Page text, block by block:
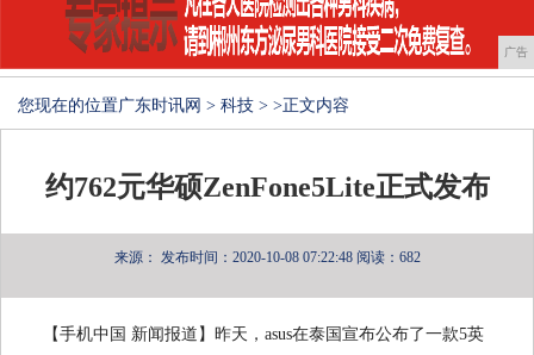
广告
您现在的位置广东时讯网 > 科技 > >正文内容
约762元华硕ZenFone5Lite正式发布
来源： 发布时间：2020-10-08 07:22:48 阅读：682
【手机中国 新闻报道】昨天，asus在泰国宣布公布了一款5英